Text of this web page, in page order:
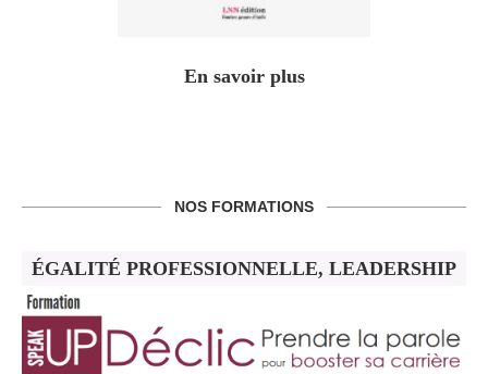
En savoir plus
NOS FORMATIONS
ÉGALITÉ PROFESSIONNELLE, LEADERSHIP